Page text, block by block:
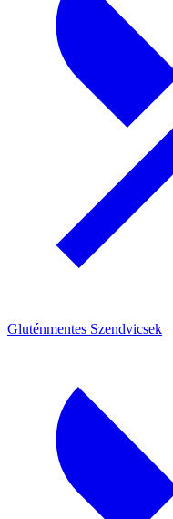
Gluténmentes Szendvicsek